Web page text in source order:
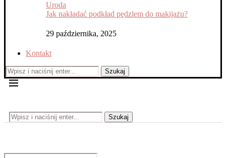
Uroda
Jak nakładać podkład pędzlem do makijażu?
29 października, 2025
Kontakt
Szukaj
Szukaj